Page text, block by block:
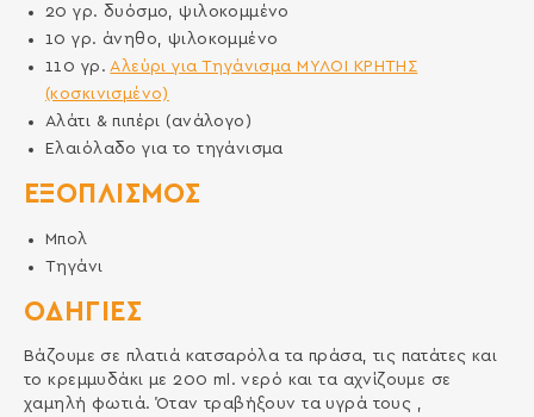
ΟΔΗΓΙΕΣ
Βάζουμε σε πλατιά κατσαρόλα τα πράσα, τις πατάτες και
το κρεμμυδάκι με 200 ml. νερό και τα αχνίζουμε σε
χαμηλή φωτιά. Όταν τραβήξουν τα υγρά τους ,
20γρ. δυόσμο, ψιλοκομμένο
10γρ. άνηθο, ψιλοκομμένο
110 γρ. Αλεύρι για Τηγάνισμα ΜΥΛΟΙ ΚΡΗΤΗΣ
(κοσκινισμένο)
Αλάτι & πιπέρι (ανάλογο)
Ελαιόλαδο για το τηγάνισμα
ΕΞΟΠΛΙΣΜΌΣ
Μπολ
Τηγάνι